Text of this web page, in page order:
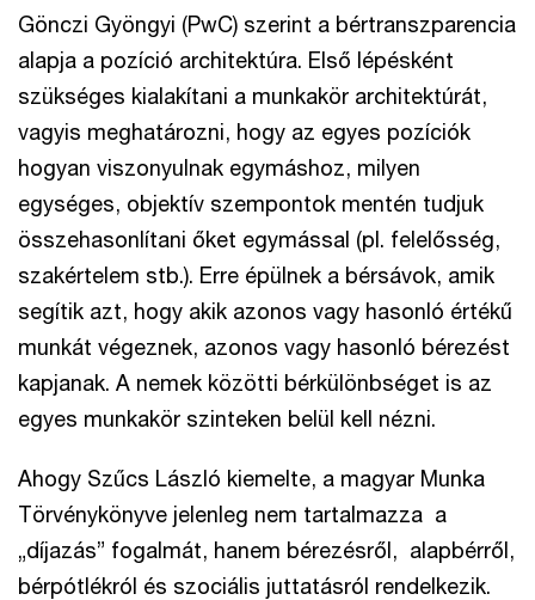
Gönczi Gyöngyi (PwC) szerint a bértranszparencia
alapja a pozíció architektúra. Első lépésként
szükséges kialakítani a munkakör architektúrát,
vagyis meghatározni, hogy az egyes pozíciók
hogyan viszonyulnak egymáshoz, milyen
egységes, objektív szempontok mentén tudjuk
összehasonlítani őket egymással (pl. felelősség,
szakértelem stb.). Erre épülnek a bérsávok, amik
segítik azt, hogy akik azonos vagy hasonló értékű
munkát végeznek, azonos vagy hasonló bérezést
kapjanak. A nemek közötti bérkülönbséget is az
egyes munkakör szinteken belül kell nézni.
Ahogy Szűcs László kiemelte, a magyar Munka
Törvénykönyve jelenleg nem tartalmazza a
„díjazás” fogalmát, hanem bérezésről, alapbérről,
bérpótlékról és szociális juttatásról rendelkezik.